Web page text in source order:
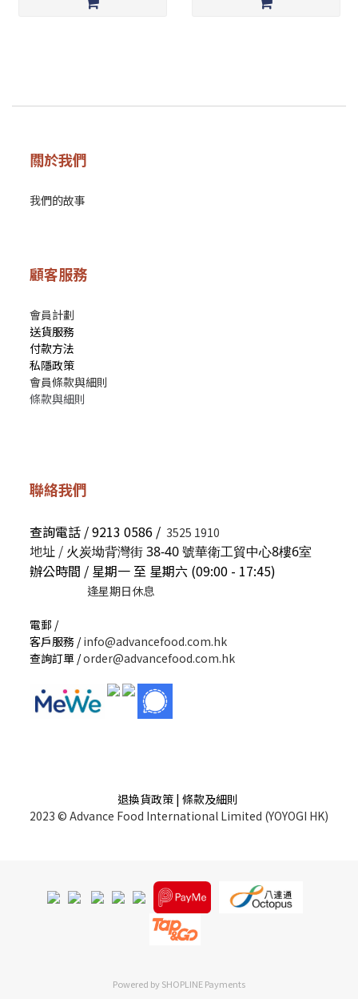
關於我們
我們的故事
顧客服務
會員計劃
送貨服務
付款方法
私隱政策
會員條款與細則
條款與細則
聯絡我們
查詢電話 / 9213 0586 / 3525 1910
地址 / 火炭坳背灣街 38-40 號華衛工貿中心8樓6室
辦公時間 / 星期一 至 星期六 (09:00 - 17:45)
逢星期日休息
電郵 /
客戶服務 /info@advancefood.com.hk
查詢訂單 /order@advancefood.com.hk
退換貨政策 | 條款及細則
2023 © Advance Food International Limited (YOYOGI HK)
Powered bySHOPLINE Payments